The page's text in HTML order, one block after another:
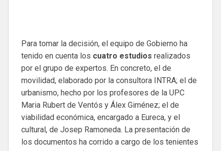
Para tomar la decisión, el equipo de Gobierno ha
tenido en cuenta los cuatro estudios realizados
por el grupo de expertos. En concreto, el de
movilidad, elaborado por la consultora INTRA; el de
urbanismo, hecho por los profesores de la UPC
Maria Rubert de Ventós y Álex Giménez; el de
viabilidad económica, encargado a Eureca, y el
cultural, de Josep Ramoneda. La presentación de
los documentos ha corrido a cargo de los tenientes